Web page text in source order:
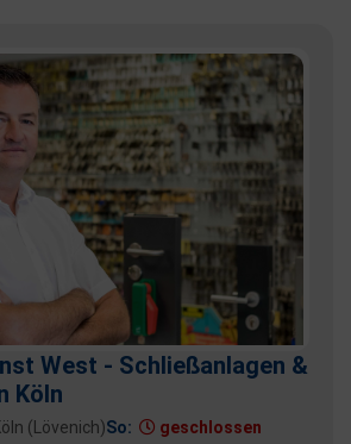
West - Schließanlagen &
Köln
(Lövenich)So: geschlossen